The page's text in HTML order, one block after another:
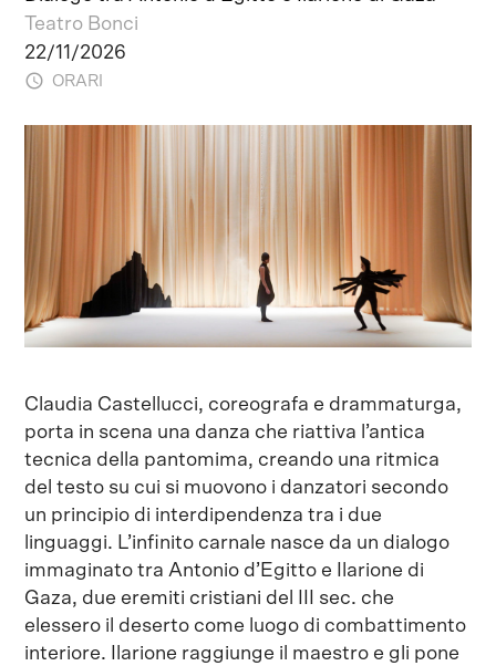
Teatro Bonci
22/11/2026
ORARI
Claudia Castellucci, coreografa e drammaturga,
porta in scena una danza che riattiva l’antica
tecnica della pantomima, creando una ritmica
del testo su cui si muovono i danzatori secondo
un principio di interdipendenza tra i due
linguaggi. L’infinito carnale nasce da un dialogo
immaginato tra Antonio d’Egitto e Ilarione di
Gaza, due eremiti cristiani del III sec. che
elessero il deserto come luogo di combattimento
interiore. Ilarione raggiunge il maestro e gli pone